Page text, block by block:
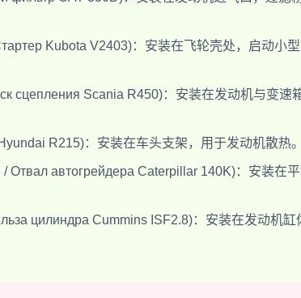
Kubota V2403)：安装在飞轮壳处，启动小
сцепления Scania R450)：安装在发动机与变速
R215)：安装在车头支架，用于发动机散热。
Отвал автогрейдера Caterpillar 140K)：安装在
цилиндра Cummins ISF2.8)：安装在发动机缸